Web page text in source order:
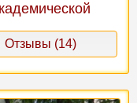
Отзывы (14)